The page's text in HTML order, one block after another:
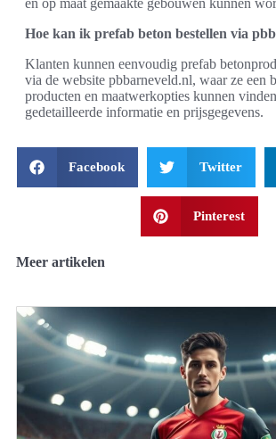
en op maat gemaakte gebouwen kunnen
Hoe kan ik prefab beton bestellen via
Klanten kunnen eenvoudig prefab
via de website pbbarneveld.nl, waar ze een
producten en maatwerkopties kunnen
gedetailleerde informatie en prijsgegevens.
Facebook Twitter
Pinterest
Meer artikelen